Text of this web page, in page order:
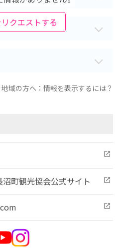
クエストする
地域の方へ：情報を表示するには？
町観光協会公式サイト